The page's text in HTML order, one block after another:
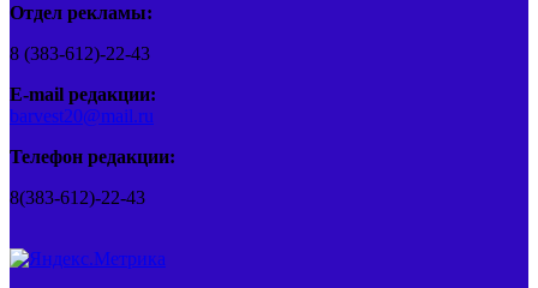
Отдел рекламы:
8 (383-612)-22-43
E-mail редакции:
barvest20@mail.ru
Телефон редакции:
8(383-612)-22-43